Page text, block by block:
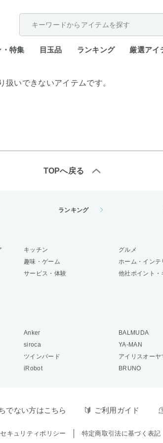
・特集 目玉品 ランキング 厳選アイ
いできないアイテムです。
TOPへ戻る
ランキング
キッチン グルメ
趣味・ゲーム ホーム・インテ
サービス・体験 他社ポイント・
Anker BALMUDA
siroca YA-MAN
ツインバード アイリスオーヤ
iRobot BRUNO
でない方はこちら ご利用ガイド
セキュリティポリシー 特定商取引法に基づく表記